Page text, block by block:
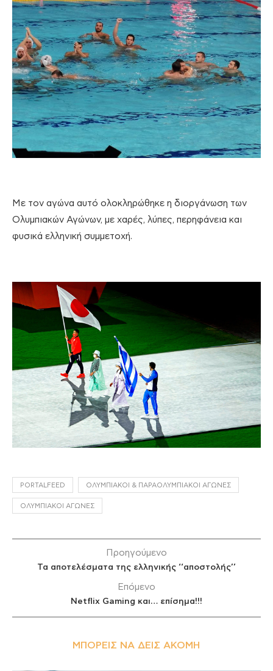
Με τον αγώνα αυτό ολοκληρώθηκε η διοργάνωση των
Ολυμπιακών Αγώνων, με χαρές, λύπες, περηφάνεια και
φυσικά ελληνική συμμετοχή.
PORTALFEED ΟΛΥΜΠΙΑΚΟΊ & ΠΑΡΑΟΛΥΜΠΙΑΚΟΊ ΑΓΏΝΕΣ
ΟΛΥΜΠΙΑΚΟΊ ΑΓΏΝΕΣ
Προηγούμενο
Τα αποτελέσματα της ελληνικής ‘‘αποστολής’’
Επόμενο
Netflix Gaming και… επίσημα!!!
ΜΠΟΡΕΊΣ ΝΑ ΔΕΙΣ ΑΚΌΜΗ